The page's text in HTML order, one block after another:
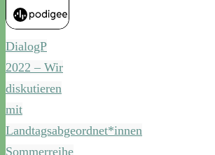
DialogP
2022 – Wir
diskutieren
mit
Landtagsabgeordnet*innen
Sommerreihe